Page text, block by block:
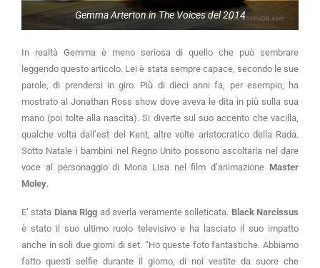
Gemma Arterton in The Voices del 2014
In realtà Gemma è meno seriosa di quello che può sembrare
leggendo questo articolo. Lei è stata sempre capace, secondo le sue
parole, di prendersi in giro. Più di dieci anni fa, per esempio, ha
mostrato al Jonathan Ross show dove aveva le dita in più sulla sua
mano (poi tolte alla nascita). Si diverte sul suo accento che vacilla,
qualche volta dall’est del Kent, altre volte aristocratico della Rada.
Sotto Natale i bambini nel Regno Unito possono ascoltarla nel dare
voce al personaggio di Mona Lisa nel film d’animazione Master
Moley.
E’ stata Diana Rigg ad averla veramente solleticata. Black Narcissus
è stato il suo ultimo ruolo televisivo e ha lasciato il suo impatto
anche in soli due giorni di set. “Ho queste foto fantastiche. Abbiamo
fatto questi selfie durante il giorno, di noi vestite da suore che